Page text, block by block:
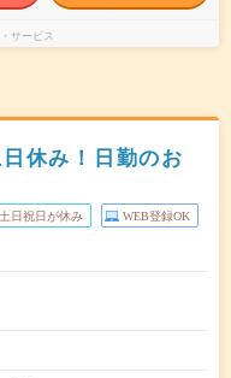
サービス
休み！日勤のお
土日祝日が休み WEB登録OK